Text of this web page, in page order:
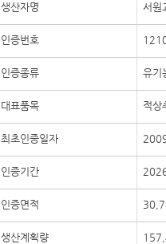
생산자명 서원
인증번호
인증종류 유기
대표품목 적상
최초인증일자
인증기간
인증면적
생산계획량